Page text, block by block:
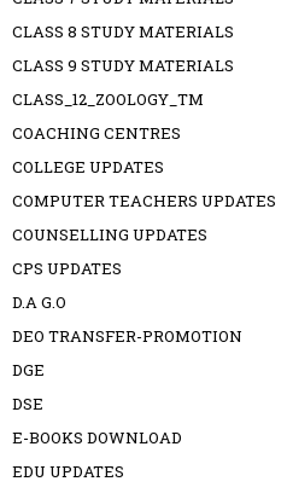
CLASS 8 STUDY MATERIALS
CLASS 9 STUDY MATERIALS
CLASS_12_ZOOLOGY_TM
COACHING CENTRES
COLLEGE UPDATES
COMPUTER TEACHERS UPDATES
COUNSELLING UPDATES
CPS UPDATES
D.A G.O
DEO TRANSFER-PROMOTION
DGE
DSE
E-BOOKS DOWNLOAD
EDU UPDATES